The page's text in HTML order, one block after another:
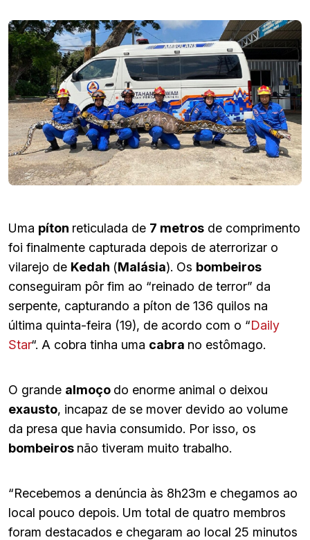
Uma píton reticulada de 7 metros de comprimento
foi finalmente capturada depois de aterrorizar o
vilarejo de Kedah (Malásia). Os bombeiros
conseguiram pôr fim ao “reinado de terror” da
serpente, capturando a píton de 136 quilos na
última quinta-feira (19), de acordo com o “Daily
Star“. A cobra tinha uma cabra no estômago.
O grande almoço do enorme animal o deixou
exausto, incapaz de se mover devido ao volume
da presa que havia consumido. Por isso, os
bombeiros não tiveram muito trabalho.
“Recebemos a denúncia às 8h23m e chegamos ao
local pouco depois. Um total de quatro membros
foram destacados e chegaram ao local 25 minutos